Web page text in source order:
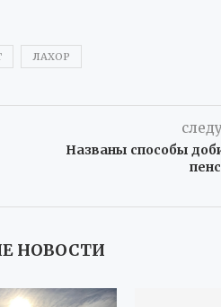
ЛАХОР
Названы способы
НОВОСТИ